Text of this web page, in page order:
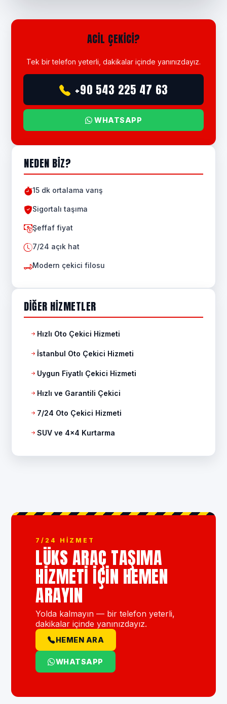
ACIL ÇEKICI?
Tek bir telefon yeterli, dakikalar içinde yanınızdayız.
+90 543 225 47 63
WHATSAPP
NEDEN BIZ?
15 dk ortalama varış
Sigortalı taşıma
Şeffaf fiyat
7/24 açık hat
Modern çekici filosu
DIĞER HIZMETLER
Hızlı Oto Çekici Hizmeti
İstanbul Oto Çekici Hizmeti
Uygun Fiyatlı Çekici Hizmeti
Hızlı ve Garantili Çekici
7/24 Oto Çekici Hizmeti
SUV ve 4x4 Kurtarma
7/24 HIZMET
LÜKS ARAÇ TAŞIMA
HIZMETI IÇIN HEMEN
ARAYIN
Yolda kalmayın — bir telefon yeterli,
dakikalar içinde yanınızdayız.
HEMEN ARA
WHATSAPP